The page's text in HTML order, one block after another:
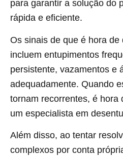
para garantir a solução do
rápida e eficiente.
Os sinais de que é hora
incluem entupimentos
persistente, vazamentos e
adequadamente. Quando
tornam recorrentes, é hora
um especialista em
Além disso, ao tentar
complexos por conta